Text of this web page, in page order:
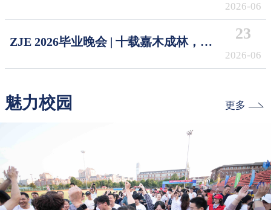
2026-06
ZJE 2026毕业晚会 | 十载嘉木成林，今
23
2026-06
魅力校园 更多